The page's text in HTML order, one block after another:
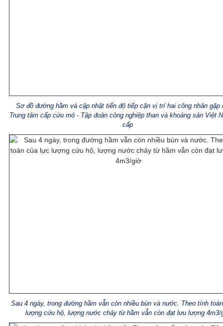
Sơ đồ đường hầm và cập nhật tiến độ tiếp cận vị trí hai công nhân gặp
Trung tâm cấp cứu mỏ - Tập đoàn công nghiệp than và khoáng sản Việt
cấp
Sau 4 ngày, trong đường hầm vẫn còn nhiều bùn và nước. Theo tính
lượng cứu hộ, lượng nước chảy từ hầm vẫn còn đạt lưu lượng 4m3/